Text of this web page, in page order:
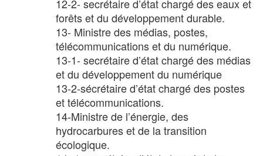
12-2- secrétaire d’état chargé des eaux et
forêts et du développement durable.
13- Ministre des médias, postes,
télécommunications et du numérique.
13-1- secrétaire d’état chargé des médias
et du développement du numérique
13-2-sécrétaire d’état chargé des postes
et télécommunications.
14-Ministre de l’énergie, des
hydrocarbures et de la transition
écologique.